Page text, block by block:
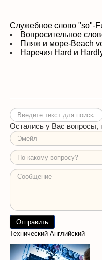
Кто я Пробный
идиомы
Служебное слово "so"-
Вопросительное
Пляж и море-Beach
Наречия Hard и
Искать...
Остались у Вас вопросы,
Технический Английский